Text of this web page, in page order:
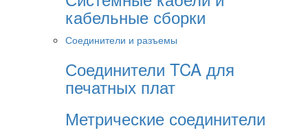
кабельные сборки
Соединители и разъемы
Соединители TCA для
печатных плат
Метрические соединители